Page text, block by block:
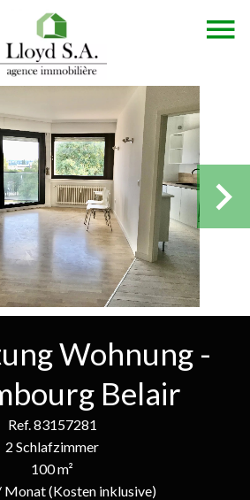
Wohnung -
Belair
Ref. 83157281
2 Schlafzimmer
100 m²
Monat (Kosten inklusive)